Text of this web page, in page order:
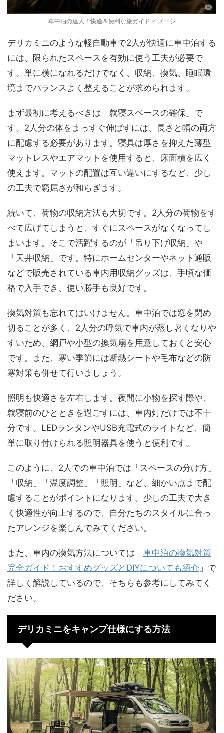
車中泊の達人！快適＆便利な旅ガイド イメージ
デリカミニのような軽自動車で2人が快適に車中泊する
には、限られたスペースを有効に使う工夫が必要で
す。単に横になれるだけでなく、収納、換気、睡眠環
境までバランスよく整えることが求められます。
まず最初に考えるべきは「就寝スペースの確保」で
す。2人分の体をまっすぐ伸ばすには、長さと幅の両方
に配慮する必要があります。寝具は厚さを抑えた薄型
マットレスやエアマットを使用すると、床面積を広く
使えます。マットの配置は互い違いにするなど、少し
の工夫で窮屈さが和らぎます。
続いて、荷物の収納方法も大切です。2人分の荷物をす
べて広げてしまうと、すぐにスペースがなくなってし
まいます。そこで活躍するのが「吊り下げ収納」や
「天井収納」です。特にホームセンターやネット通販
などで販売されている車内用収納グッズは、手頃な価
格で入手でき、使い勝手も良好です。
換気対策も忘れてはいけません。車中泊では窓を閉め
切ることが多く、2人分の呼気で車内が蒸し暑くなりや
すいため、網戸や小型の換気扇を用意しておくと安心
です。また、寒い季節には断熱シートや毛布などの防
寒対策も併せて行いましょう。
照明も快適さを左右します。夜間に小物を探す際や、
就寝前のひとときを過ごすには、車内灯だけでは不十
分です。LEDランタンやUSB充電式のライトなど、簡
単に取り付けられる照明器具を使うと便利です。
このように、2人での車中泊では「スペースの分け方」
「収納」「温度調整」「照明」など、細かい点まで配
慮することがポイントになります。少しの工夫で大き
く快適性が向上するので、自分たちのスタイルに合っ
たアレンジを楽しんでみてください。
また、車内の換気方法については「車中泊の換気対策
完全ガイド！おすすめグッズとDIYについても紹介 」で
詳しく解説しているので、そちらも参考にしてみてく
ださい。
デリカミニをキャンプ仕様にする方法